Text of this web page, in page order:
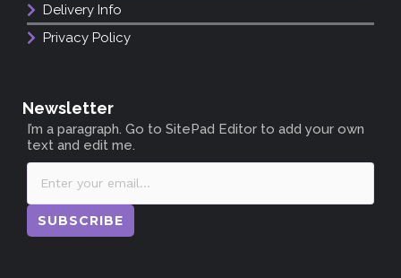
Delivery Info
Privacy Policy
Newsletter
I’m a paragraph. Go to SitePad Editor to add your own
text and edit me.
SUBSCRIBE